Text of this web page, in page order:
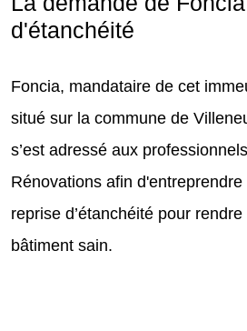
d'étanchéité
Foncia, mandataire de cet
situé sur la commune de
s’est adressé aux
Rénovations afin
reprise d’étanchéité pour
bâtiment sain.